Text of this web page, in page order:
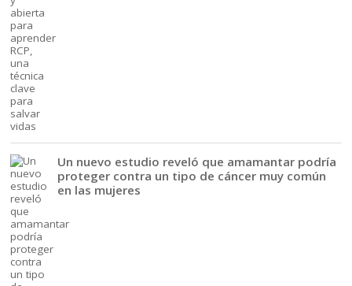
Un nuevo estudio reveló que amamantar podría
proteger contra un tipo de cáncer muy común
en las mujeres